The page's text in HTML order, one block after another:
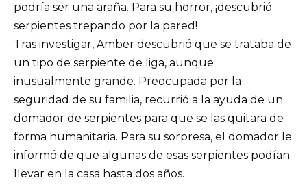
podría ser una araña. Para su horror, ¡descubrió
serpientes trepando por la pared!
Tras investigar, Amber descubrió que se trataba de
un tipo de serpiente de liga, aunque
inusualmente grande. Preocupada por la
seguridad de su familia, recurrió a la ayuda de un
domador de serpientes para que se las quitara de
forma humanitaria. Para su sorpresa, el domador le
informó de que algunas de esas serpientes podían
llevar en la casa hasta dos años.